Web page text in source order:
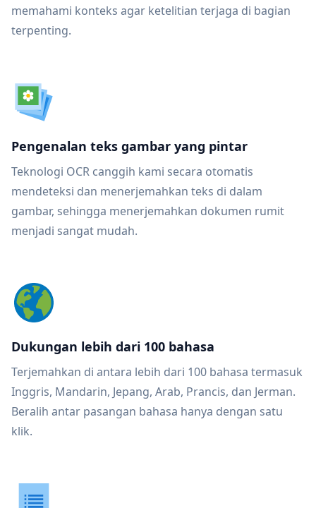
memahami konteks agar ketelitian terjaga di bagian
terpenting.
Pengenalan teks gambar yang pintar
Teknologi OCR canggih kami secara otomatis
mendeteksi dan menerjemahkan teks di dalam
gambar, sehingga menerjemahkan dokumen rumit
menjadi sangat mudah.
Dukungan lebih dari 100 bahasa
Terjemahkan di antara lebih dari 100 bahasa termasuk
Inggris, Mandarin, Jepang, Arab, Prancis, dan Jerman.
Beralih antar pasangan bahasa hanya dengan satu
klik.